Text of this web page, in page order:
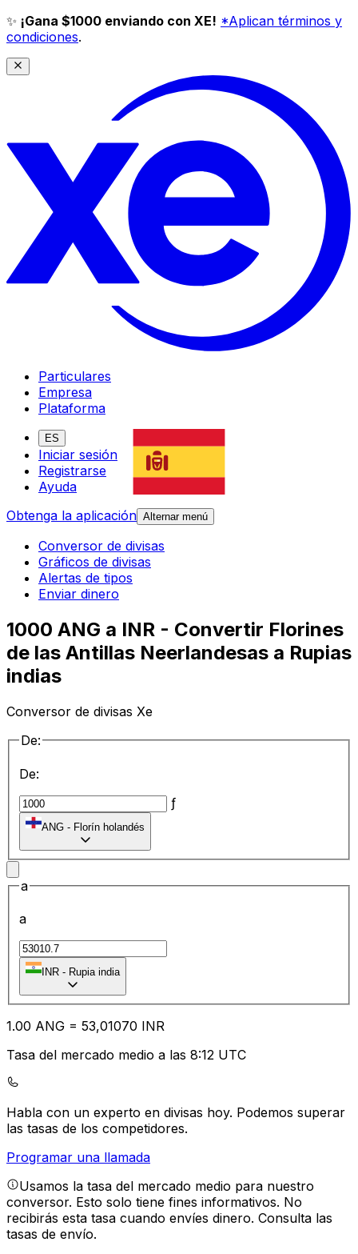
✨ ¡Gana $1000 enviando con XE! *Aplican términos y
condiciones.
Particulares
Empresa
Plataforma
ES
Iniciar sesión
Registrarse
Ayuda
Obtenga la aplicación Alternar menú
Conversor de divisas
Gráficos de divisas
Alertas de tipos
Enviar dinero
1000 ANG a INR - Convertir Florines
de las Antillas Neerlandesas a Rupias
indias
Conversor de divisas Xe
De:
De:
ƒ
ANG - Florín holandés
a
a
INR - Rupia india
1.00 ANG = 53,01070 INR
Tasa del mercado medio a las 8:12 UTC
Habla con un experto en divisas hoy. Podemos superar
las tasas de los competidores.
Programar una llamada
Usamos la tasa del mercado medio para nuestro
conversor. Esto solo tiene fines informativos. No
recibirás esta tasa cuando envíes dinero. Consulta las
tasas de envío.